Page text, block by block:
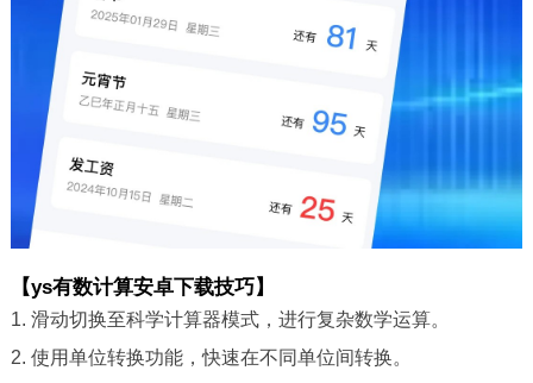
【ys有数计算安卓下载技巧】
1. 滑动切换至科学计算器模式，进行复杂数学运算。
2. 使用单位转换功能，快速在不同单位间转换。